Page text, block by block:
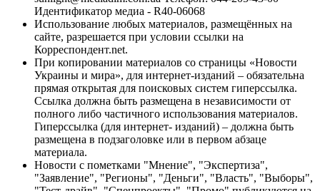
Идентификатор медиа - R40-06068
Использование любых материалов, размещённых на
сайте, разрешается при условии ссылки на
Корреспондент.net.
При копировании материалов со страницы «Новости
Украины и мира», для интернет-изданий – обязательна
прямая открытая для поисковых систем гиперссылка.
Ссылка должна быть размещена в независимости от
полного либо частичного использования материалов.
Гиперссылка (для интернет- изданий) – должна быть
размещена в подзаголовке или в первом абзаце
материала.
Новости с пометками "Мнение", "Экспертиза",
"Заявление", "Регионы", "Деньги", "Власть", "Выборы",